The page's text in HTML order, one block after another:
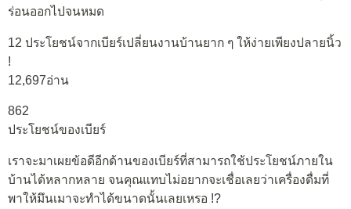
ร่อนออกไปจนหมด
12 ประโยชน์จากเบียร์เปลี่ยนงานบ้านยาก ๆ ให้ง่ายเพียงปลายนิ้ว
!
12,697อ่าน
862
ประโยชน์ของเบียร์
เราจะมาเผยข้อดีอีกด้านของเบียร์ที่สามารถใช้ประโยชน์ภายใน
บ้านได้หลากหลาย จนคุณแทบไม่อยากจะเชื่อเลยว่าเครื่องดื่มที่
พาให้มึนเมาจะทำได้ขนาดนั้นเลยเหรอ !?